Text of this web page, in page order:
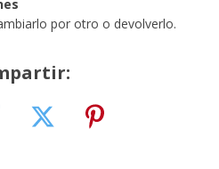
por otro o devolverlo.